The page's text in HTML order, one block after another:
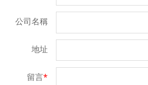
公司名稱
地址
留言*